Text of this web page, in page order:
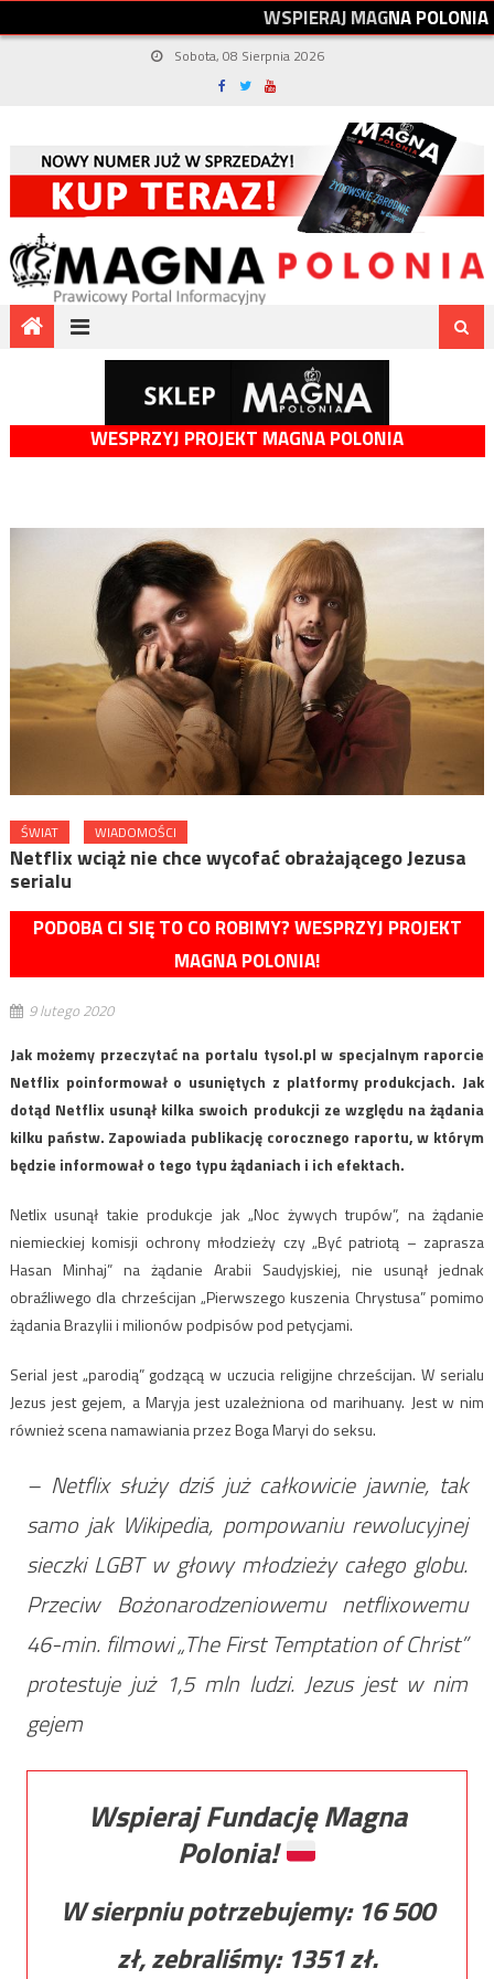
WSPIERAJMAGNAPOLONIA
Sobota, 08 Sierpnia 2026
WESPRZYJ PROJEKT MAGNA POLONIA
ŚWIAT WIADOMOŚCI
Netflix wciąż nie chce wycofać obrażającego Jezusa
serialu
PODOBA CI SIĘ TO CO ROBIMY? WESPRZYJ PROJEKT
MAGNA POLONIA!
9 lutego 2020
Jak możemy przeczytać na portalu tysol.pl w specjalnym raporcie
Netflix poinformował o usuniętych z platformy produkcjach. Jak
dotąd Netflix usunął kilka swoich produkcji ze względu na żądania
kilku państw. Zapowiada publikację corocznego raportu, w którym
będzie informował o tego typu żądaniach i ich efektach.
Netlix usunął takie produkcje jak „Noc żywych trupów”, na żądanie
niemieckiej komisji ochrony młodzieży czy „Być patriotą – zaprasza
Hasan Minhaj” na żądanie Arabii Saudyjskiej, nie usunął jednak
obraźliwego dla chrześcijan „Pierwszego kuszenia Chrystusa” pomimo
żądania Brazylii i milionów podpisów pod petycjami.
Serial jest „parodią” godzącą w uczucia religijne chrześcijan. W serialu
Jezus jest gejem, a Maryja jest uzależniona od marihuany. Jest w nim
również scena namawiania przez Boga Maryi do seksu.
– Netflix służy dziś już całkowicie jawnie, tak
samo jak Wikipedia, pompowaniu rewolucyjnej
sieczki LGBT w głowy młodzieży całego globu.
Przeciw Bożonarodzeniowemu netflixowemu
46-min. filmowi „The First Temptation of Christ”
protestuje już 1,5 mln ludzi. Jezus jest w nim
gejem
Wspieraj Fundację Magna
Polonia!
W sierpniu potrzebujemy: 16 500
zł, zebraliśmy: 1351zł.